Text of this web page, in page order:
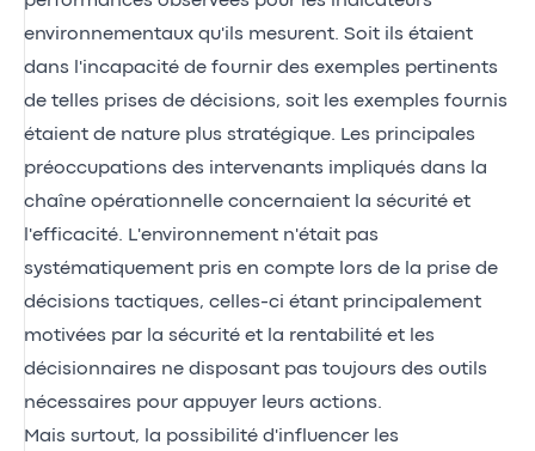
environnementaux qu'ils mesurent. Soit ils étaient
dans l'incapacité de fournir des exemples pertinents
de telles prises de décisions, soit les exemples fournis
étaient de nature plus stratégique. Les principales
préoccupations des intervenants impliqués dans la
chaîne opérationnelle concernaient la sécurité et
l'efficacité. L'environnement n'était pas
systématiquement pris en compte lors de la prise de
décisions tactiques, celles-ci étant principalement
motivées par la sécurité et la rentabilité et les
décisionnaires ne disposant pas toujours des outils
nécessaires pour appuyer leurs actions.
Mais surtout, la possibilité d'influencer les